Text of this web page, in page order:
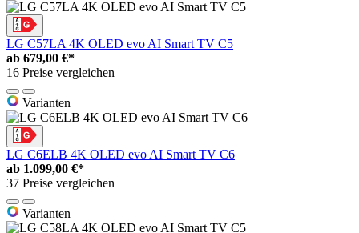
LG C57LA 4K OLED evo AI Smart TV C5
ab 679,00 €*
16 Preise vergleichen
Varianten
LG C6ELB 4K OLED evo AI Smart TV C6
ab 1.099,00 €*
37 Preise vergleichen
Varianten